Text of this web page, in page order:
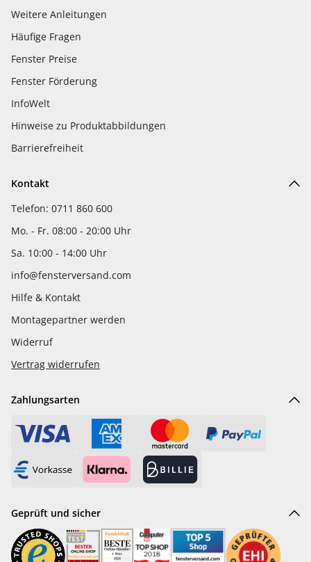
Weitere Anleitungen
Häufige Fragen
Fenster Preise
Fenster Förderung
InfoWelt
Hinweise zu Produktabbildungen
Barrierefreiheit
Kontakt
Telefon: 0711 860 600
Mo. - Fr. 08:00 - 20:00 Uhr
Sa. 10:00 - 14:00 Uhr
info@fensterversand.com
Hilfe & Kontakt
Montagepartner werden
Widerruf
Vertrag widerrufen
Zahlungsarten
Geprüft und sicher